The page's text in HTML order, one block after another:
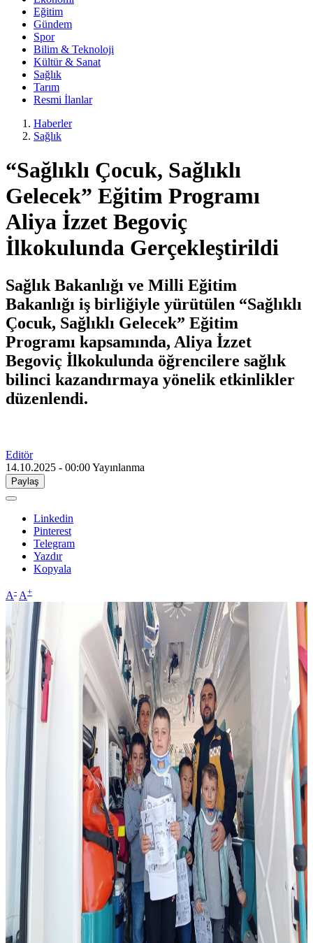
Eğitim
Gündem
Spor
Bilim & Teknoloji
Kültür & Sanat
Sağlık
Tarım
Resmi İlanlar
Haberler
Sağlık
“Sağlıklı Çocuk, Sağlıklı
Gelecek” Eğitim Programı
Aliya İzzet Begoviç
İlkokulunda Gerçekleştirildi
Sağlık Bakanlığı ve Milli Eğitim
Bakanlığı iş birliğiyle yürütülen “Sağlıklı
Çocuk, Sağlıklı Gelecek” Eğitim
Programı kapsamında, Aliya İzzet
Begoviç İlkokulunda öğrencilere sağlık
bilinci kazandırmaya yönelik etkinlikler
düzenlendi.
Editör
14.10.2025 - 00:00Yayınlanma
Paylaş
Linkedin
Pinterest
Telegram
Yazdır
Kopyala
A- A+